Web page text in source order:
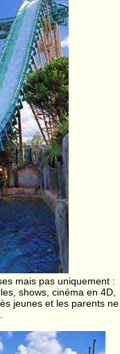
mais pas uniquement :
shows, cinéma en 4D,
jeunes et les parents ne